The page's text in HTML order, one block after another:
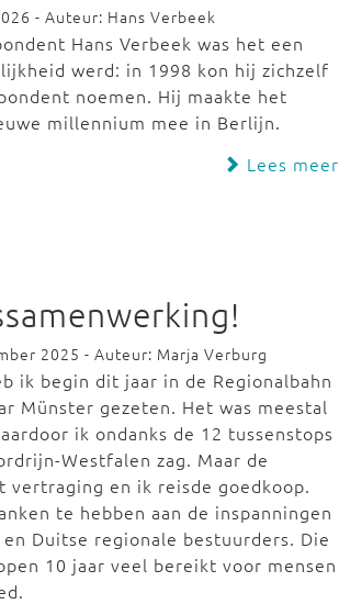
- Auteur: Hans Verbeek
Hans Verbeek was het een
werd: in 1998 kon hij zichzelf
noemen. Hij maakte het
millennium mee in Berlijn.
Lees meer
2025 - Auteur: Marja Verburg
ik begin dit jaar in de Regionalbahn
Münster gezeten. Het was meestal
ik ondanks de 12 tussenstops
Westfalen zag. Maar de
vertraging en ik reisde goedkoop.
te hebben aan de inspanningen
Duitse regionale bestuurders. Die
10 jaar veel bereikt voor mensen